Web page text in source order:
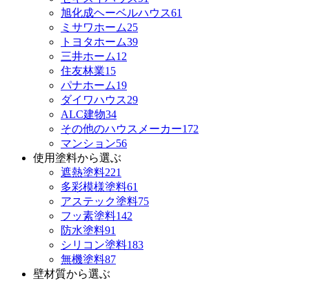
旭化成ヘーベルハウス61
ミサワホーム25
トヨタホーム39
三井ホーム12
住友林業15
パナホーム19
ダイワハウス29
ALC建物34
その他のハウスメーカー172
マンション56
使用塗料から選ぶ
遮熱塗料221
多彩模様塗料61
アステック塗料75
フッ素塗料142
防水塗料91
シリコン塗料183
無機塗料87
壁材質から選ぶ